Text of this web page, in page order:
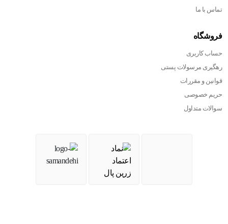
تماس با ما
فروشگاه
حساب کاربری
رهگیری مرسولات پستی
قوانین و مقررات
حریم خصوصی
سوالات متداول